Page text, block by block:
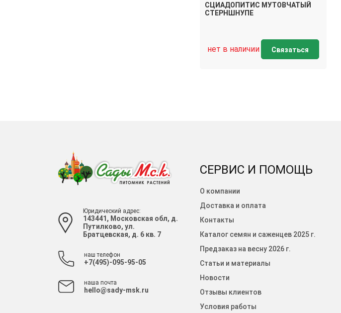
СЦИАДОПИТИС МУТОВЧАТЫЙ
СТЕРНШНУПЕ
нет в наличии Связаться
Юридический адрес:
143441, Московская обл, д.
Путилково, ул.
Братцевская, д. 6 кв. 7
наш телефон
+7(495)-095-95-05
наша почта
hello@sady-msk.ru
СЕРВИС И ПОМОЩЬ
О компании
Доставка и оплата
Контакты
Каталог семян и саженцев 2025 г.
Предзаказ на весну 2026 г.
Статьи и материалы
Новости
Отзывы клиентов
Условия работы